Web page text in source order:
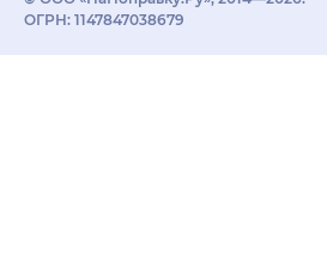
ОГРН: 1147847038679